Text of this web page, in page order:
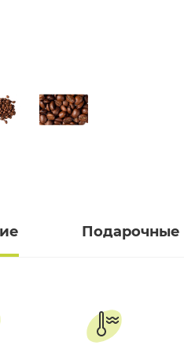
Подарочные